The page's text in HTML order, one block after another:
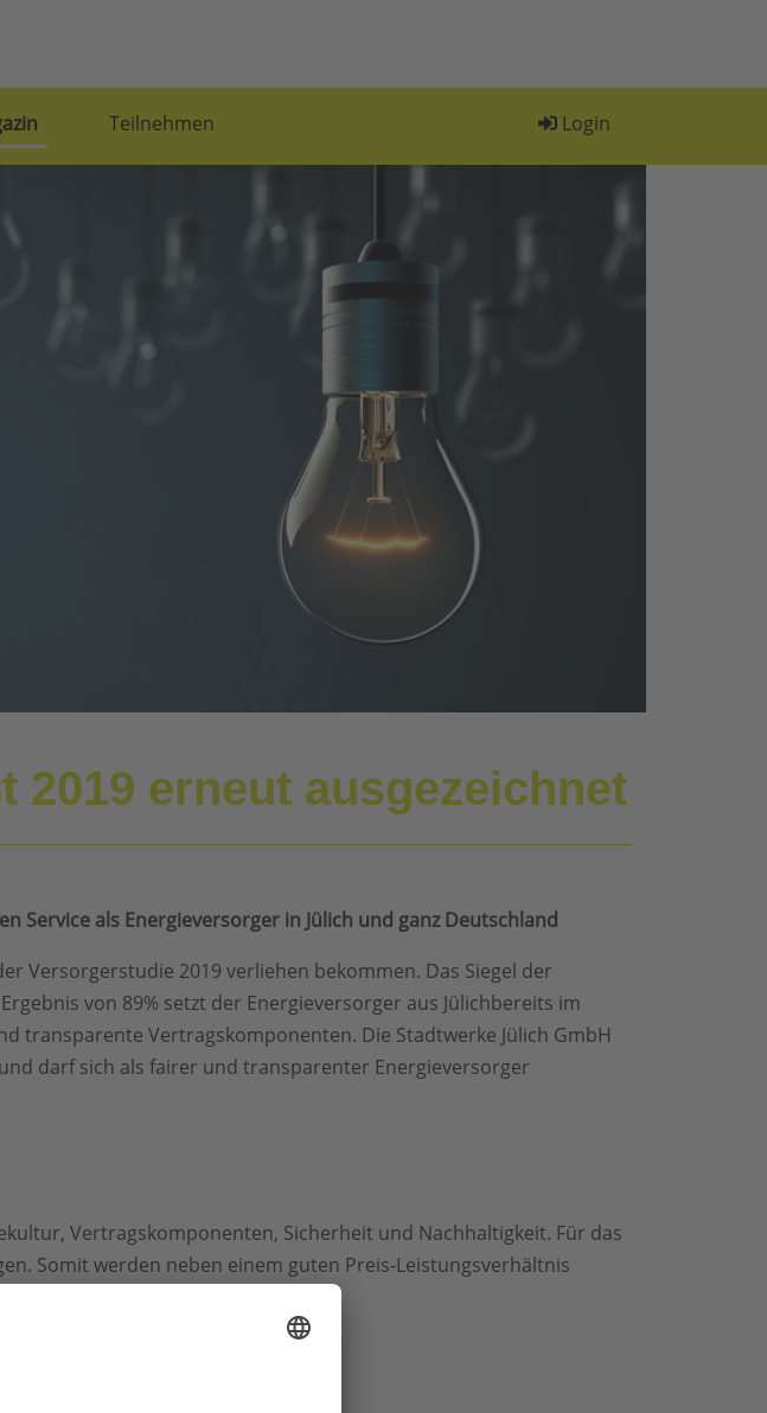
Teilnehmen Login
2019 erneut ausgezeichnet
Service als Energieversorger in Jülich und ganz Deutschland
Versorgerstudie 2019 verliehen bekommen. Das Siegel der
von 89% setzt der Energieversorger aus Jülichbereits im
transparente Vertragskomponenten. Die Stadtwerke Jülich GmbH
darf sich als fairer und transparenter Energieversorger
Vertragskomponenten, Sicherheit und Nachhaltigkeit. Für das
Somit werden neben einem guten Preis-Leistungsverhältnis